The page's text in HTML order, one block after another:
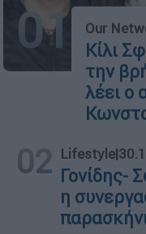
01 Our
Κίλι
την
λέει ο
02 Lifestyle|
Γονίδης-
η